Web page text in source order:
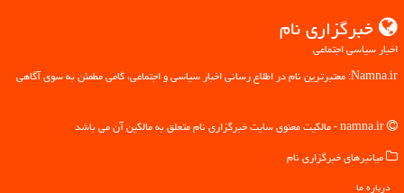
خبرگزاری نام
اخبار سیاسی اجتماعی
Namna.ir: معتبرترین نام در اطلاع رسانی اخبار سیاسی و اجتماعی، گامی مطمئن به سوی آگاهی
میانبرهای خبرگزاری نام
درباره ما